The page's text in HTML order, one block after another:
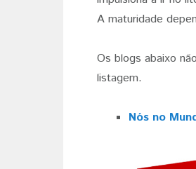
A maturidade
Os blogs abaixo
listagem.
Nós no